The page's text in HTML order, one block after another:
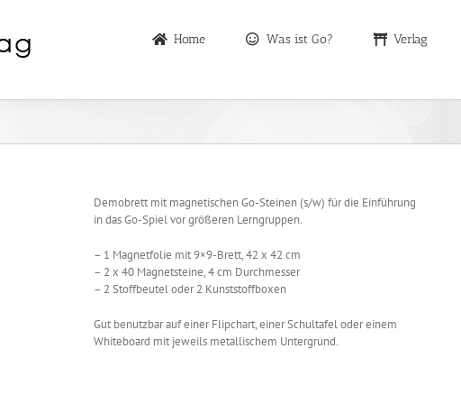
Home Was ist Go? Verlag
Demobrett mit magnetischen Go-Steinen (s/w) für die Einführung
in das Go-Spiel vor größeren Lerngruppen.
– 1 Magnetfolie mit 9×9-Brett, 42 x 42 cm
– 2 x 40 Magnetsteine, 4 cm Durchmesser
– 2 Stoffbeutel oder 2 Kunststoffboxen
Gut benutzbar auf einer Flipchart, einer Schultafel oder einem
Whiteboard mit jeweils metallischem Untergrund.